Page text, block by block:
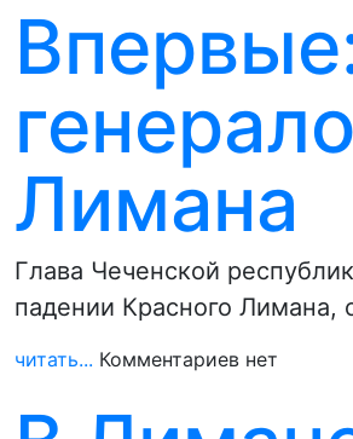
Лимана
Глава Чеченской
падении Красного Лимана,
читать... Комментариев нет